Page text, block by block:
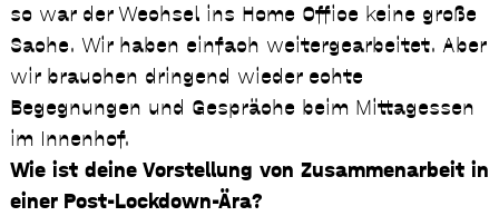
so war der Wechsel ins Home Office keine große
Sache. Wir haben einfach weitergearbeitet. Aber
wir brauchen dringend wieder echte
Begegnungen und Gespräche beim Mittagessen
im Innenhof.
Wie ist deine Vorstellung von Zusammenarbeit in
einer Post-Lockdown-Ära?